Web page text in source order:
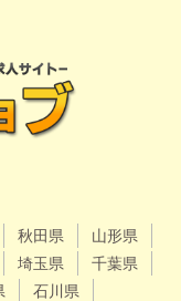
秋田県
山形県
埼玉県
千葉県
石川県